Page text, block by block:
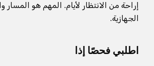
إراحة من الانتظار لأيام. المهم هو المسار
الجهازية.
اطلبي فحصًا إذا